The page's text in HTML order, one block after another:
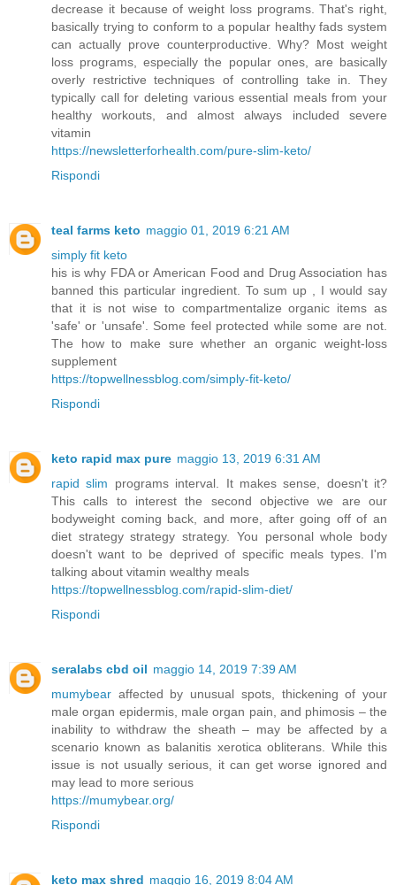
decrease it because of weight loss programs. That's right,
basically trying to conform to a popular healthy fads system
can actually prove counterproductive. Why? Most weight
loss programs, especially the popular ones, are basically
overly restrictive techniques of controlling take in. They
typically call for deleting various essential meals from your
healthy workouts, and almost always included severe
vitamin
https://newsletterforhealth.com/pure-slim-keto/
Rispondi
teal farms keto maggio 01, 2019 6:21 AM
simply fit keto
his is why FDA or American Food and Drug Association has
banned this particular ingredient. To sum up , I would say
that it is not wise to compartmentalize organic items as
'safe' or 'unsafe'. Some feel protected while some are not.
The how to make sure whether an organic weight-loss
supplement
https://topwellnessblog.com/simply-fit-keto/
Rispondi
keto rapid max pure maggio 13, 2019 6:31 AM
rapid slim programs interval. It makes sense, doesn't it?
This calls to interest the second objective we are our
bodyweight coming back, and more, after going off of an
diet strategy strategy strategy. You personal whole body
doesn't want to be deprived of specific meals types. I'm
talking about vitamin wealthy meals
https://topwellnessblog.com/rapid-slim-diet/
Rispondi
seralabs cbd oil maggio 14, 2019 7:39 AM
mumybear affected by unusual spots, thickening of your
male organ epidermis, male organ pain, and phimosis – the
inability to withdraw the sheath – may be affected by a
scenario known as balanitis xerotica obliterans. While this
issue is not usually serious, it can get worse ignored and
may lead to more serious
https://mumybear.org/
Rispondi
keto max shred maggio 16, 2019 8:04 AM